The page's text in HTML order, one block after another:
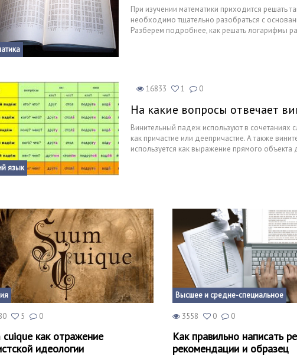
При изучении математики приходится решать
необходимо тщательно разобраться с
Разберем подробнее, как решать логарифмы
язык
16833 1 0
На какие вопросы отвечает
Винительный падеж используют в сочетаниях
как причастие или деепричастие. А также
используется как выражение прямого
5 0
cuique как отражение
идеологии
Высшее и средне-специальное
3558 0 0
Как правильно написать
рекомендации и образец